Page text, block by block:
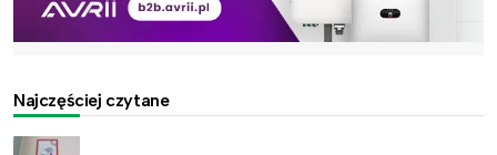
Najczęściej czytane